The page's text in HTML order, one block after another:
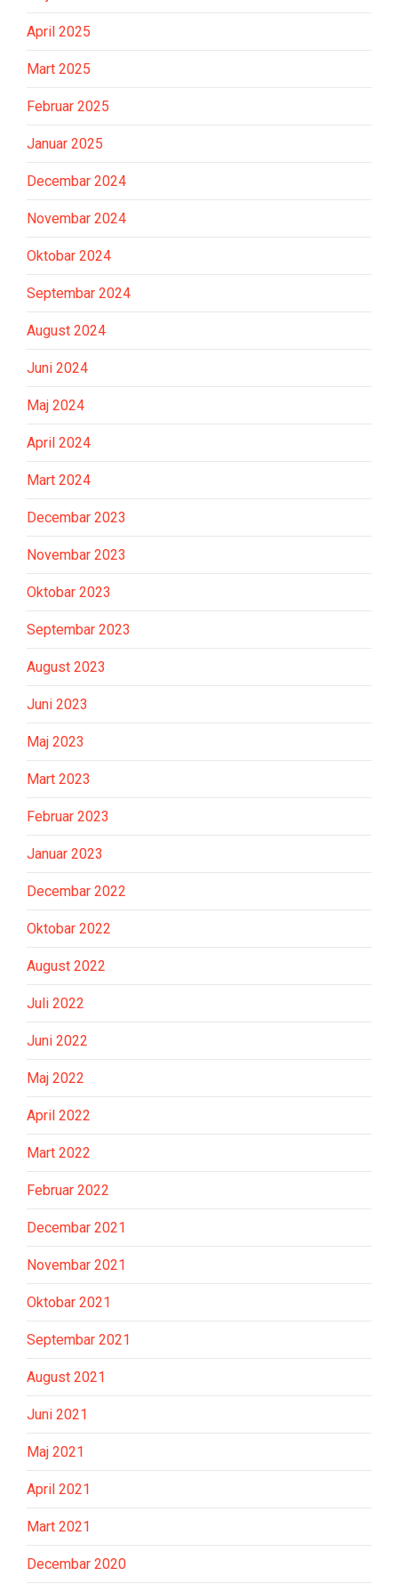
April 2025
Mart 2025
Februar 2025
Januar 2025
Decembar 2024
Novembar 2024
Oktobar 2024
Septembar 2024
August 2024
Juni 2024
Maj 2024
April 2024
Mart 2024
Decembar 2023
Novembar 2023
Oktobar 2023
Septembar 2023
August 2023
Juni 2023
Maj 2023
Mart 2023
Februar 2023
Januar 2023
Decembar 2022
Oktobar 2022
August 2022
Juli 2022
Juni 2022
Maj 2022
April 2022
Mart 2022
Februar 2022
Decembar 2021
Novembar 2021
Oktobar 2021
Septembar 2021
August 2021
Juni 2021
Maj 2021
April 2021
Mart 2021
Decembar 2020